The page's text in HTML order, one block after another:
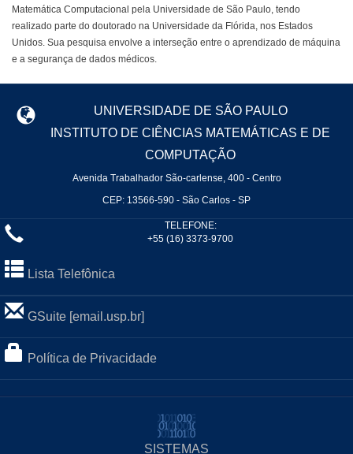
Matemática Computacional pela Universidade de São Paulo, tendo
realizado parte do doutorado na Universidade da Flórida, nos Estados
Unidos. Sua pesquisa envolve a interseção entre o aprendizado de máquina
e a segurança de dados médicos.
UNIVERSIDADE DE SÃO PAULO
INSTITUTO DE CIÊNCIAS MATEMÁTICAS E DE
COMPUTAÇÃO
Avenida Trabalhador São-carlense, 400 - Centro
CEP: 13566-590 - São Carlos - SP
TELEFONE:
+55 (16) 3373-9700
Lista Telefônica
GSuite [email.usp.br]
Política de Privacidade
SISTEMAS